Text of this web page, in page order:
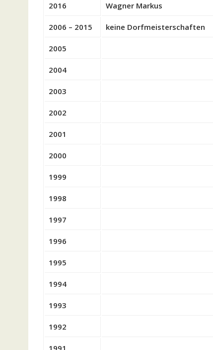
2016 Wagner Markus
2006 – 2015 keine Dorfmeisterschaften
2005
2004
2003
2002
2001
2000
1999
1998
1997
1996
1995
1994
1993
1992